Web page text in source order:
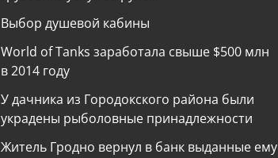
Выбор душевой кабины
World of Tanks заработала свыше $500 млн
в 2014 году
У дачника из Городокского района были
украдены рыболовные принадлежности
Житель Гродно вернул в банк выданные ему